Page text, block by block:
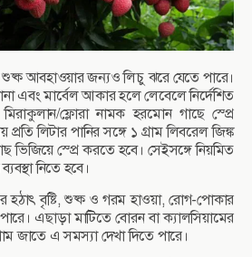
আবহাওয়ার জন্যও লিচু ঝরে যেতে পারে।
এবং মার্বেল আকার হলে লেবেলে নির্দেশিত
মিরাকুলান/ফ্লোরা নামক হরমোন গাছে স্প্রে
লিটার পানির সঙ্গে ১ গ্রাম লিবরেল জিঙ্ক
ভিজিয়ে স্প্রে করতে হবে। সেইসঙ্গে নিয়মিত
নিতে হবে।
হঠাৎ বৃষ্টি, শুষ্ক ও গরম হাওয়া, রোগ-পোকার
এছাড়া মাটিতে বোরন বা ক্যালসিয়ামের
জাতে এ সমস্যা দেখা দিতে পারে।